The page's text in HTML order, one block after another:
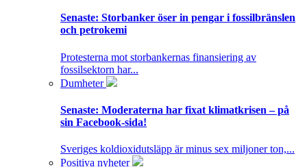
Senaste: Storbanker öser in pengar i fossilbränslen
och petrokemi
Protesterna mot storbankernas finansiering av
fossilsektorn har...
Dumheter
Senaste: Moderaterna har fixat klimatkrisen – på
sin Facebook-sida!
Sveriges koldioxidutsläpp är minus sex miljoner ton,...
Positiva nyheter